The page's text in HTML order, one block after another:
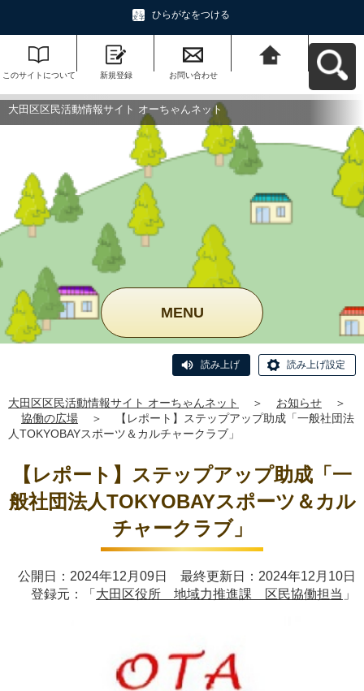
ひらがなをつける
このサイトについて 新規登録 お問い合わせ
ットへ戻る
大田区区民活動情報サイト オーちゃんネット
MENU
読み上げ 読み上げ設定
大田区区民活動情報サイト オーちゃんネット ＞ お知らせ
＞
協働の広場
＞
【レポート】ステップアップ助成「一般社団法
人TOKYOBAYスポーツ＆カルチャークラブ」
【レポート】ステップアップ助成「一
般社団法人TOKYOBAYスポーツ＆カル
チャークラブ」
公開日：2024年12月09日 最終更新日：2024年12月10日
登録元：「 大田区役所 地域力推進課 区民協働担当 」